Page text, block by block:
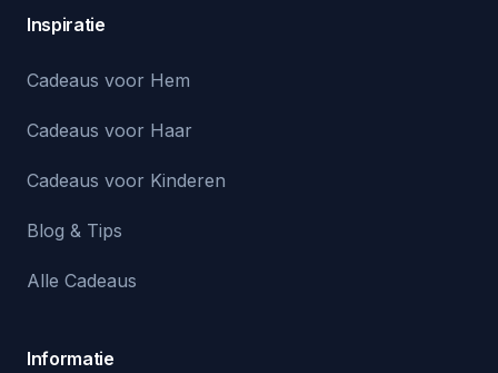
Inspiratie
Cadeaus voor Hem
Cadeaus voor Haar
Cadeaus voor Kinderen
Blog & Tips
Alle Cadeaus
Informatie